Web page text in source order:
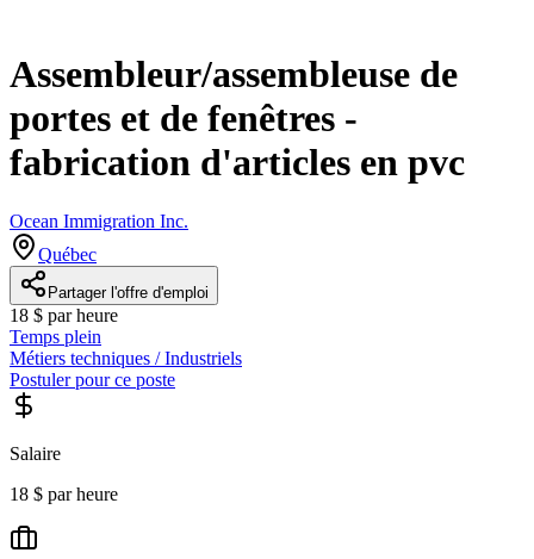
Assembleur/assembleuse de
portes et de fenêtres -
fabrication d'articles en pvc
Ocean Immigration Inc.
Québec
Partager l'offre d'emploi
18 $ par heure
Temps plein
Métiers techniques / Industriels
Postuler pour ce poste
Salaire
18 $ par heure